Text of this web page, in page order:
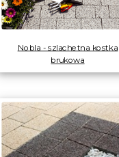
Nobla - szlachetna kostka
brukowa